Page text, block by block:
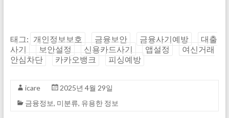
태그: 개인정보보호 금융보안 금융사기예방
대출
사기
보안설정 신용카드사기 앱설정
여신거래
안심차단
카카오뱅크 피싱예방
icare
2025년 4월 29일
금융정보, 미분류, 유용한 정보